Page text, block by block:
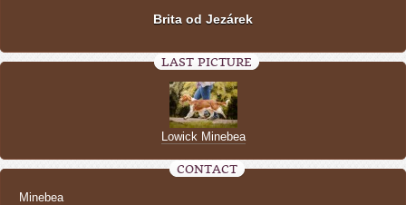
Brita od Jezárek
LAST PICTURE
Lowick Minebea
CONTACT
Minebea